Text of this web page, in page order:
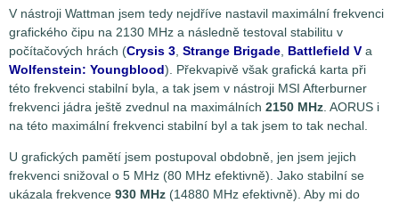
V nástroji Wattman jsem tedy nejdříve nastavil maximální frekvenci
grafického čipu na 2130 MHz a následně testoval stabilitu v
počítačových hrách (Crysis 3, Strange Brigade, Battlefield V a
Wolfenstein: Youngblood). Překvapivě však grafická karta při
této frekvenci stabilní byla, a tak jsem v nástroji MSI Afterburner
frekvenci jádra ještě zvednul na maximálních 2150 MHz. AORUS i
na této maximální frekvenci stabilní byl a tak jsem to tak nechal.
U grafických pamětí jsem postupoval obdobně, jen jsem jejich
frekvenci snižoval o 5 MHz (80 MHz efektivně). Jako stabilní se
ukázala frekvence 930 MHz (14880 MHz efektivně). Aby mi do